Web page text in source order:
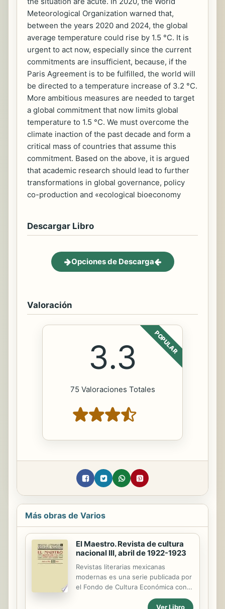
Meteorological Organization warned that,
between the years 2020 and 2024, the global
average temperature could rise by 1.5 °C. It is
urgent to act now, especially since the current
commitments are insufficient, because, if the
Paris Agreement is to be fulfilled, the world will
be directed to a temperature increase of 3.2 °C.
More ambitious measures are needed to target
a global commitment that now limits global
temperature to 1.5 °C. We must overcome the
climate inaction of the past decade and form a
critical mass of countries that assume this
commitment. Based on the above, it is argued
that academic research should lead to further
transformations in global governance, policy
co-production and «ecological bioeconomy
Descargar Libro
Opciones de Descarga
Valoración
POPULAR
3.3
75 Valoraciones Totales
Más obras de Varios
El Maestro. Revista de cultura
nacional III, abril de 1922-1923
Revistas literarias mexicanas
modernas es una serie publicada por
el Fondo de Cultura Económica con
el propósito de poner nuevamente
en circulación, en edicionesVer Libro